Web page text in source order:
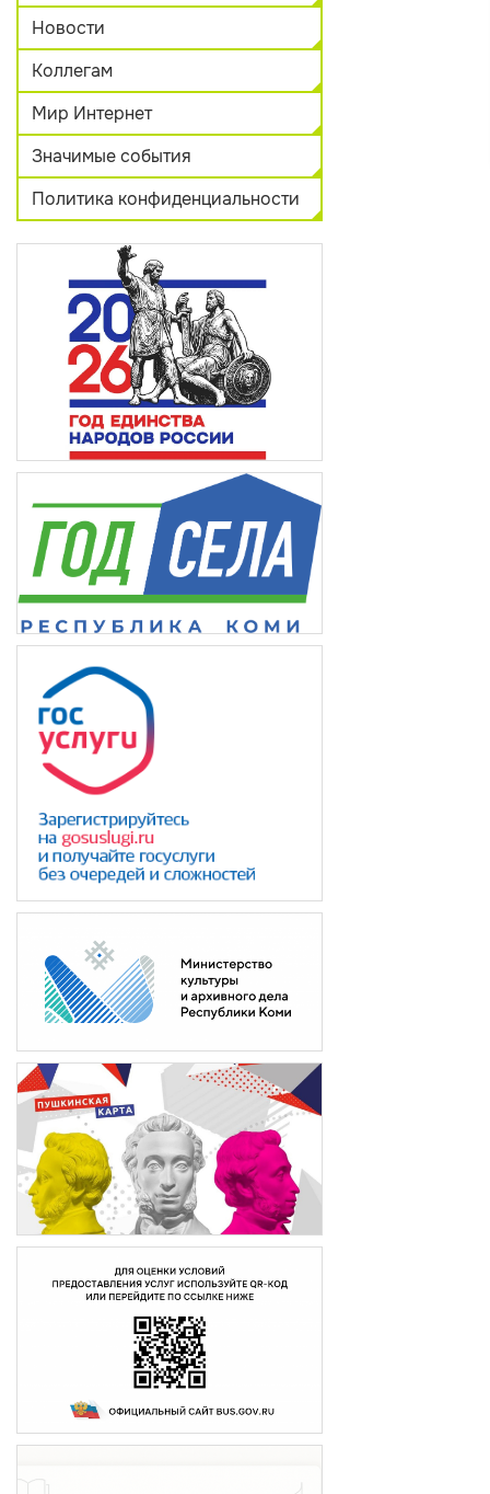
Новости
Коллегам
Мир Интернет
Значимые события
Политика конфиденциальности